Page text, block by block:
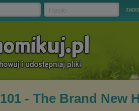
101 - The Brand New